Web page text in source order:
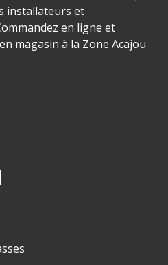
installateurs et
en ligne et
magasin à la Zone Acajou